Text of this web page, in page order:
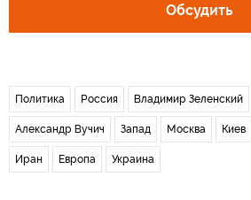
Обсудить
Политика Россия Владимир Зеленский
Александр Вучич Запад Москва Киев
Иран Европа Украина